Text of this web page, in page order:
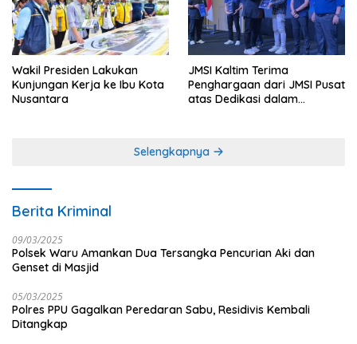
Wakil Presiden Lakukan
Kunjungan Kerja ke Ibu Kota
Nusantara
JMSI Kaltim Terima
Penghargaan dari JMSI Pusat
atas Dedikasi dalam
Selengkapnya
Berita Kriminal
09/03/2025
Polsek Waru Amankan Dua Tersangka Pencurian Aki dan
Genset di Masjid
05/03/2025
Polres PPU Gagalkan Peredaran Sabu, Residivis Kembali
Ditangkap